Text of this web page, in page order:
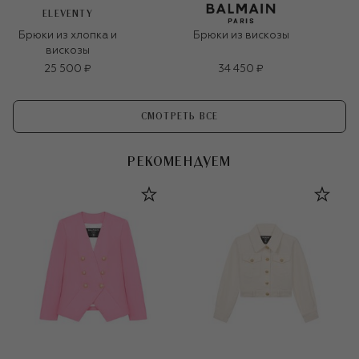
ELEVENTY
Брюки из хлопка и
вискозы
25 500 ₽
Брюки из вискозы
34 450 ₽
СМОТРЕТЬ ВСЕ
РЕКОМЕНДУЕМ